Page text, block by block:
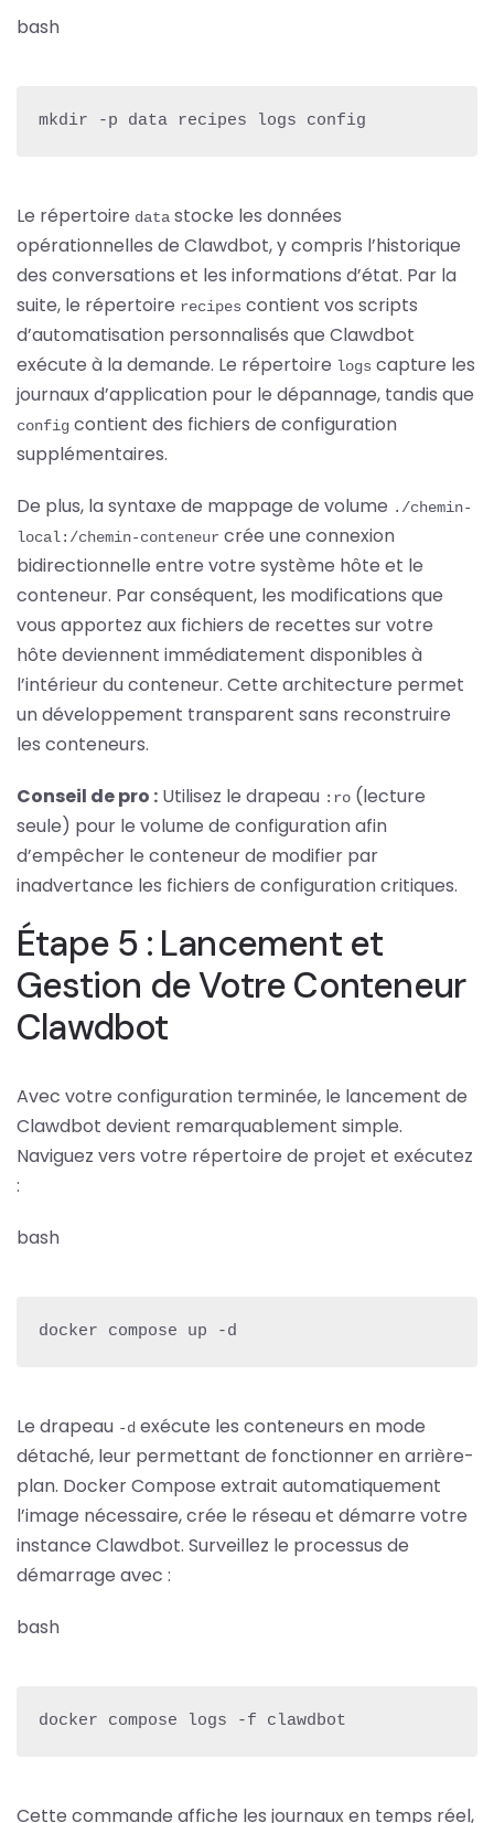
bash
mkdir -p data recipes logs config
Le répertoire data stocke les données
opérationnelles de Clawdbot, y compris l’historique
des conversations et les informations d’état. Par la
suite, le répertoire recipes contient vos scripts
d’automatisation personnalisés que Clawdbot
exécute à la demande. Le répertoire logs capture les
journaux d’application pour le dépannage, tandis que
config contient des fichiers de configuration
supplémentaires.
De plus, la syntaxe de mappage de volume ./chemin-
local:/chemin-conteneur crée une connexion
bidirectionnelle entre votre système hôte et le
conteneur. Par conséquent, les modifications que
vous apportez aux fichiers de recettes sur votre
hôte deviennent immédiatement disponibles à
l’intérieur du conteneur. Cette architecture permet
un développement transparent sans reconstruire
les conteneurs.
Conseil de pro : Utilisez le drapeau :ro (lecture
seule) pour le volume de configuration afin
d’empêcher le conteneur de modifier par
inadvertance les fichiers de configuration critiques.
Étape 5 : Lancement et
Gestion de Votre Conteneur
Clawdbot
Avec votre configuration terminée, le lancement de
Clawdbot devient remarquablement simple.
Naviguez vers votre répertoire de projet et exécutez
:
bash
docker compose up -d
Le drapeau -d exécute les conteneurs en mode
détaché, leur permettant de fonctionner en arrière-
plan. Docker Compose extrait automatiquement
l’image nécessaire, crée le réseau et démarre votre
instance Clawdbot. Surveillez le processus de
démarrage avec :
bash
docker compose logs -f clawdbot
Cette commande affiche les journaux en temps réel,